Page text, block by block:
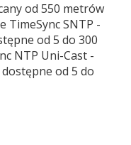
od 550 metrów
TimeSync SNTP -
od 5 do 300
NTP Uni-Cast -
od 5 do